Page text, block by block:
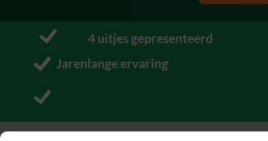
12 uitjes gepresenteerd